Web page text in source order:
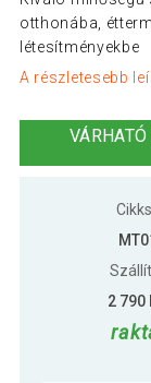
otthonába,
létesítményekbe
A részletesebb
2 790